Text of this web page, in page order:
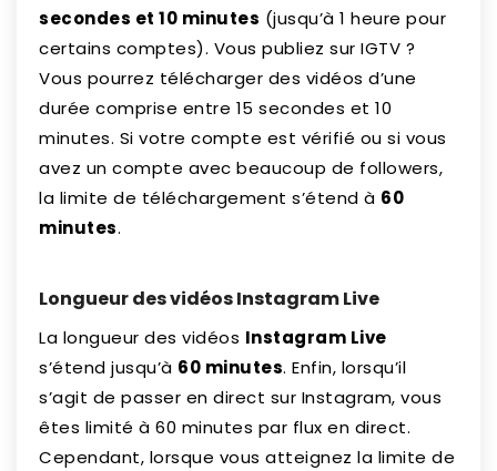
secondes et 10 minutes (jusqu’à 1 heure pour
certains comptes). Vous publiez sur IGTV ?
Vous pourrez télécharger des vidéos d’une
durée comprise entre 15 secondes et 10
minutes. Si votre compte est vérifié ou si vous
avez un compte avec beaucoup de followers,
la limite de téléchargement s’étend à 60
minutes.
Longueur des vidéos Instagram Live
La longueur des vidéos Instagram Live
s’étend jusqu’à 60 minutes. Enfin, lorsqu’il
s’agit de passer en direct sur Instagram, vous
êtes limité à 60 minutes par flux en direct.
Cependant, lorsque vous atteignez la limite de